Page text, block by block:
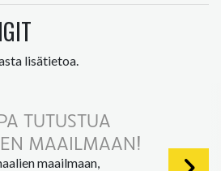
lisätietoa.
TUTUSTUA
MAAILMAAN!
maailmaan,